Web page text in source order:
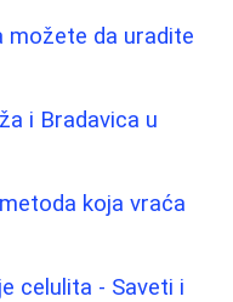
možete da uradite
i Bradavica u
koja vraća
celulita - Saveti i